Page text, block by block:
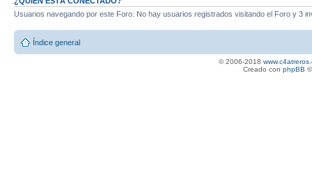
Usuarios navegando por este Foro: No hay usuarios registrados visitando el Foro y 3
Índice general
© 2006-2018
Creado con phpBB